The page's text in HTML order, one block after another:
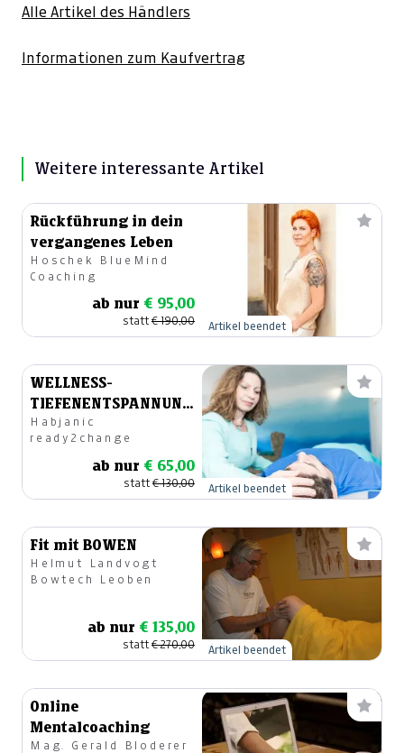
Alle Artikel des Händlers
Informationen zum Kaufvertrag
Weitere interessante Artikel
Rückführung in dein
vergangenes Leben
Hoschek BlueMind
Coaching
ab nur € 95,00
statt€ 190,00 Artikel beendet
WELLNESS-
TIEFENENTSPANNUNG
"RELAX"
Habjanic
ready2change
ab nur € 65,00
statt€ 130,00 Artikel beendet
Fit mit BOWEN
Helmut Landvogt
Bowtech Leoben
ab nur € 135,00
statt€ 270,00 Artikel beendet
Online
Mentalcoaching
Mag. Gerald Bloderer